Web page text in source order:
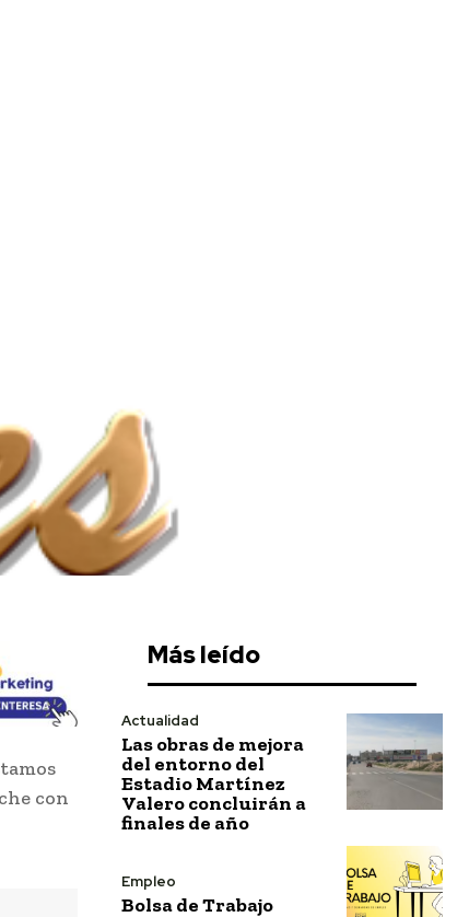
con
Más leído
Actualidad
Las obras de mejora
del entorno del
Estadio Martínez
Valero concluirán a
finales de año
Empleo
Bolsa de Trabajo